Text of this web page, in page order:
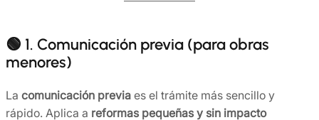
🟢 1. Comunicación previa (para obras
menores)
La comunicación previa es el trámite más sencillo y
rápido. Aplica a reformas pequeñas y sin impacto